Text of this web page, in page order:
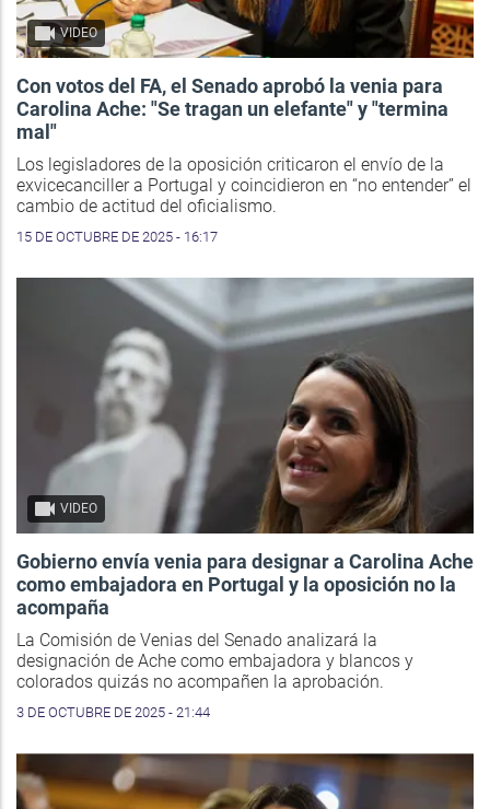
VIDEO
Con votos del FA, el Senado aprobó la venia para
Carolina Ache: "Se tragan un elefante" y "termina
mal"
Los legisladores de la oposición criticaron el envío de la
exvicecanciller a Portugal y coincidieron en “no entender” el
cambio de actitud del oficialismo.
15 DE OCTUBRE DE 2025 - 16:17
VIDEO
Gobierno envía venia para designar a Carolina Ache
como embajadora en Portugal y la oposición no la
acompaña
La Comisión de Venias del Senado analizará la
designación de Ache como embajadora y blancos y
colorados quizás no acompañen la aprobación.
3 DE OCTUBRE DE 2025 - 21:44